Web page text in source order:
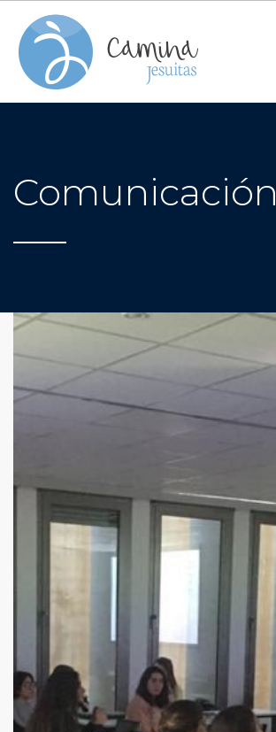
Comunicación